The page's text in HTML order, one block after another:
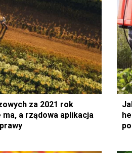
za 2021 rok
a rządowa aplikacja